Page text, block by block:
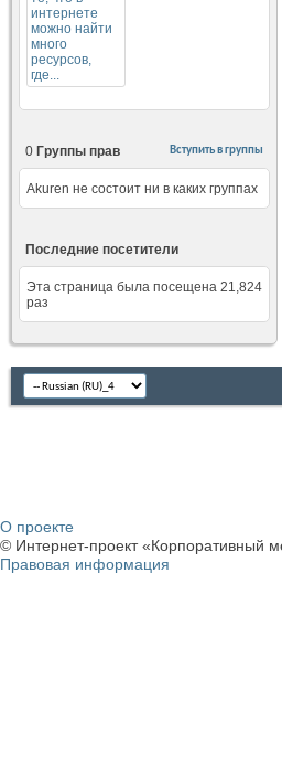
Вступить в группы
0 Группы прав
Akuren не состоит ни в каких группах
Последние посетители
Эта страница была посещена 21,824
раз
О проекте
© Интернет-проект «Корпоративный
Правовая информация